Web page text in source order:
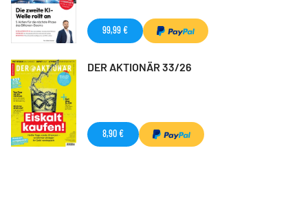
99,99 €
DER AKTIONÄR 33/26
8,90 €